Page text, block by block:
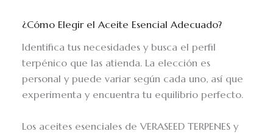
¿Cómo Elegir el Aceite Esencial Adecuado?
Identifica tus necesidades y busca el perfil
terpénico que las atienda. La elección es
personal y puede variar según cada uno, así que
experimenta y encuentra tu equilibrio perfecto.
Los aceites esenciales de VERASEED TERPENES y